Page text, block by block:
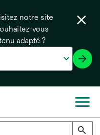
notre site
vous
adapté ?